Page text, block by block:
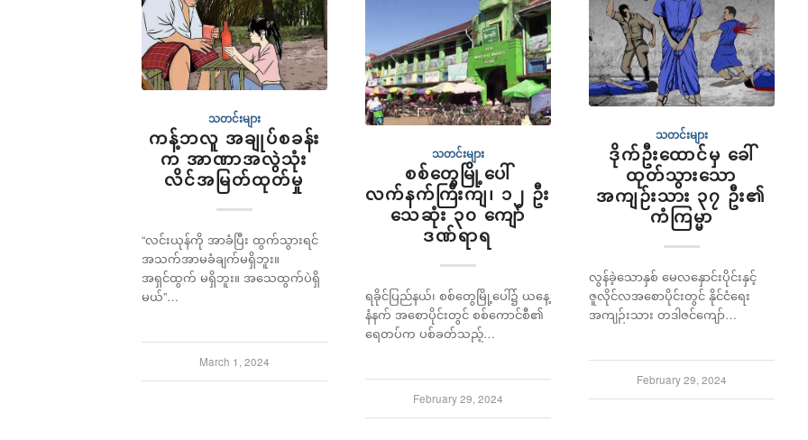
သတင်းများ
ကန့်ဘလူ အချုပ်စခန်း
က အာဏာအလွဲသုံး
လိင်အမြတ်ထုတ်မှု
“လင်းယုန်ကို အာခံပြီး ထွက်သွားရင်
အသက်အာမခံချက်မရှိဘူး။
အရှင်ထွက် မရှိဘူး။ အသေထွက်ပဲရှိ
မယ်”…
March 1, 2024
သတင်းများ
စစ်တွေမြို့ပေါ်
လက်နက်ကြီးကျ၊ ၁၂ ဦး
သေဆုံး ၃၀ ကျော်
ဒဏ်ရာရ
ရခိုင်ပြည်နယ်၊ စစ်တွေမြို့ပေါ်၌ ယနေ့
နံနက် အစောပိုင်းတွင် စစ်ကောင်စီ၏
ရေတပ်က ပစ်ခတ်သည့်…
February 29, 2024
သတင်းများ
ဒိုက်ဦးထောင်မှ ခေါ်
ထုတ်သွားသော
အကျဉ်းသား ၃၇ ဦး၏
ကံကြမ္မာ
လွန်ခဲ့သောနှစ် မေလနှောင်းပိုင်းနှင့်
ဇူလိုင်လအစောပိုင်းတွင် နိုင်ငံရေး
အကျဉ်းသား တဒါဇင်ကျော်…
February 29, 2024